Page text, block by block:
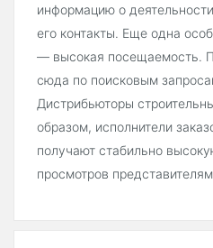
информацию о
его контакты. Еще одна
— высокая посещаемость.
сюда по поисковым
Дистрибьюторы
образом, исполнители
получают стабильно
просмотров